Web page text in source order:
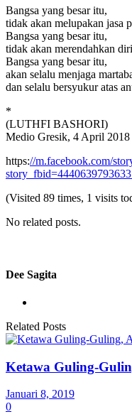
Bangsa yang besar itu,
tidak akan melupakan jasa
Bangsa yang besar itu,
tidak akan merendahkan
Bangsa yang besar itu,
akan selalu menjaga
dan selalu bersyukur atas
*
(LUTHFI BASHORI)
Medio Gresik, 4 April 2018
https://m.facebook.com/
(Visited 89 times, 1 visits
No related posts.
Dee Sagita
Related Posts
Ketawa Guling-
Januari 8, 2019
0